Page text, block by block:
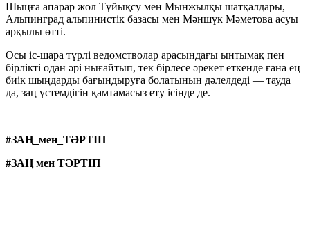
Шыңға апарар жол Тұйықсу мен Мынжылқы шатқалдары,
Альпинград альпинистік базасы мен Мәншүк Мәметова асуы
арқылы өтті.
Осы іс-шара түрлі ведомстволар арасындағы ынтымақ пен
бірлікті одан әрі нығайтып, тек бірлесе әрекет еткенде ғана ең
биік шыңдарды бағындыруға болатынын дәлелдеді — тауда
да, заң үстемдігін қамтамасыз ету ісінде де.
#ЗАҢ_мен_ТӘРТІП
#ЗАҢ мен ТӘРТІП